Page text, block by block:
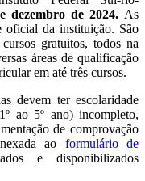
dezembro de 2024. As
oficial da instituição. São
gratuitos, todos na
áreas de qualificação
em até três cursos.
devem ter escolaridade
ao 5º ano) incompleto,
de comprovação
ao formulário de
e disponibilizados